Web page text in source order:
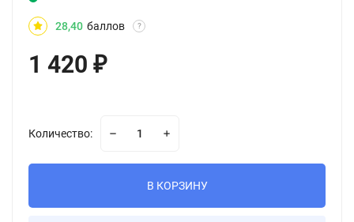
28,40 баллов ?
1 420 ₽
Количество:
В КОРЗИНУ